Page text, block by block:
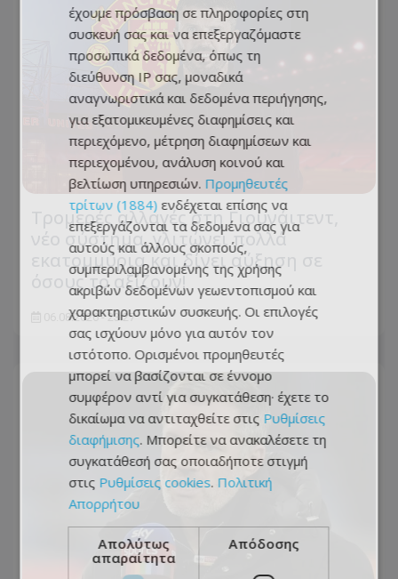
Τρομερές αλλαγές στη Γιουνάιτεντ,
νέο σύστημα, γλιτώνει πολλά
εκατομμύρια και δίνει αύξηση σε
όσους το αξίζουν!
06.08.2026 - 23:27
έχουμε πρόσβαση σε πληροφορίες στη
συσκευή σας και να επεξεργαζόμαστε
προσωπικά δεδομένα, όπως τη
διεύθυνση IP σας, μοναδικά
αναγνωριστικά και δεδομένα περιήγησης,
για εξατομικευμένες διαφημίσεις και
περιεχόμενο, μέτρηση διαφημίσεων και
περιεχομένου, ανάλυση κοινού και
βελτίωση υπηρεσιών. Προμηθευτές
τρίτων (1884) ενδέχεται επίσης να
επεξεργάζονται τα δεδομένα σας για
αυτούς και άλλους σκοπούς,
συμπεριλαμβανομένης της χρήσης
ακριβών δεδομένων γεωεντοπισμού και
χαρακτηριστικών συσκευής. Οι επιλογές
σας ισχύουν μόνο για αυτόν τον
ιστότοπο. Ορισμένοι προμηθευτές
μπορεί να βασίζονται σε έννομο
συμφέρον αντί για συγκατάθεση· έχετε το
δικαίωμα να αντιταχθείτε στις Ρυθμίσεις
διαφήμισης. Μπορείτε να ανακαλέσετε τη
συγκατάθεσή σας οποιαδήποτε στιγμή
στις Ρυθμίσεις cookies. Πολιτική
Απορρήτου
Απολύτως
απαραίτητα
Απόδοσης